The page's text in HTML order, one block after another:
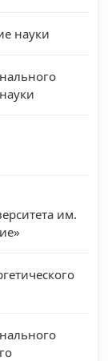
науки
им.